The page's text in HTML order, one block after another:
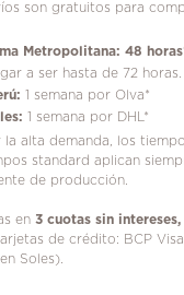
son gratuitos para
Metropolitana: 48
a ser hasta de 72 horas.
1 semana por Olva*
1 semana por DHL*
alta demanda, los
standard aplican
de producción.
en 3 cuotas sin intereses,
de crédito: BCP
Soles).